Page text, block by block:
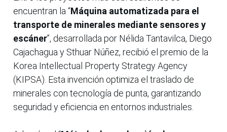
encuentran la “Máquina automatizada para el
transporte de minerales mediante sensores y
escáner”, desarrollada por Nélida Tantavilca, Diego
Cajachagua y Sthuar Núñez, recibió el premio de la
Korea Intellectual Property Strategy Agency
(KIPSA). Esta invención optimiza el traslado de
minerales con tecnología de punta, garantizando
seguridad y eficiencia en entornos industriales.